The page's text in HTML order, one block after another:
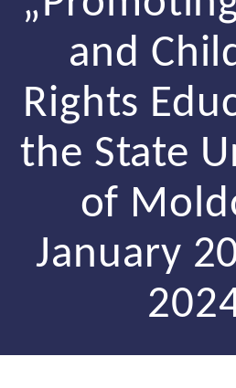
and
Rights
the State
of
January